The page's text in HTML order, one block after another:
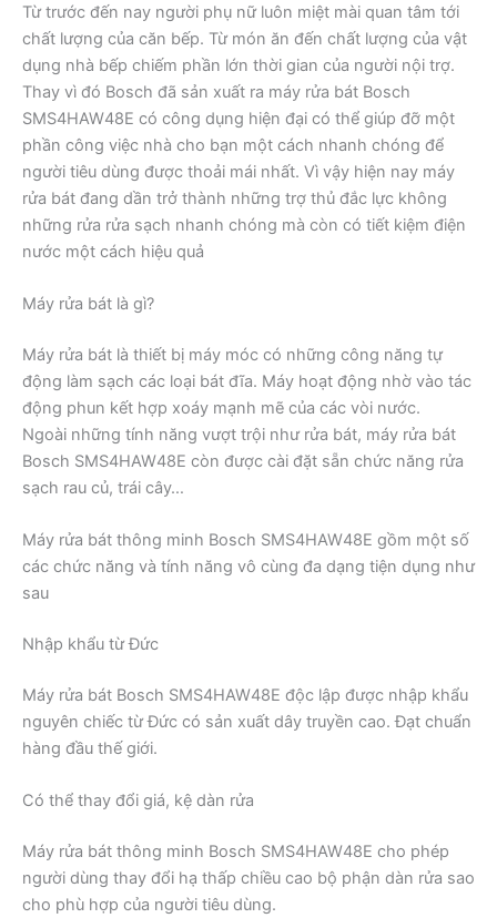
Từ trước đến nay người phụ nữ luôn miệt mài quan tâm tới
chất lượng của căn bếp. Từ món ăn đến chất lượng của vật
dụng nhà bếp chiếm phần lớn thời gian của người nội trợ.
Thay vì đó Bosch đã sản xuất ra máy rửa bát Bosch
SMS4HAW48E có công dụng hiện đại có thể giúp đỡ một
phần công việc nhà cho bạn một cách nhanh chóng để
người tiêu dùng được thoải mái nhất. Vì vậy hiện nay máy
rửa bát đang dần trở thành những trợ thủ đắc lực không
những rửa rửa sạch nhanh chóng mà còn có tiết kiệm điện
nước một cách hiệu quả
Máy rửa bát là gì?
Máy rửa bát là thiết bị máy móc có những công năng tự
động làm sạch các loại bát đĩa. Máy hoạt động nhờ vào tác
động phun kết hợp xoáy mạnh mẽ của các vòi nước.
Ngoài những tính năng vượt trội như rửa bát, máy rửa bát
Bosch SMS4HAW48E còn được cài đặt sẵn chức năng rửa
sạch rau củ, trái cây…
Máy rửa bát thông minh Bosch SMS4HAW48E gồm một số
các chức năng và tính năng vô cùng đa dạng tiện dụng như
sau
Nhập khẩu từ Đức
Máy rửa bát Bosch SMS4HAW48E độc lập được nhập khẩu
nguyên chiếc từ Đức có sản xuất dây truyền cao. Đạt chuẩn
hàng đầu thế giới.
Có thể thay đổi giá, kệ dàn rửa
Máy rửa bát thông minh Bosch SMS4HAW48E cho phép
người dùng thay đổi hạ thấp chiều cao bộ phận dàn rửa sao
cho phù hợp của người tiêu dùng.